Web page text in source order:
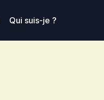
Qui suis-je ?